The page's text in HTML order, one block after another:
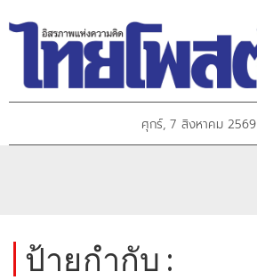
ศุกร์, 7 สิงหาคม 2569
ป้ายกำกับ :